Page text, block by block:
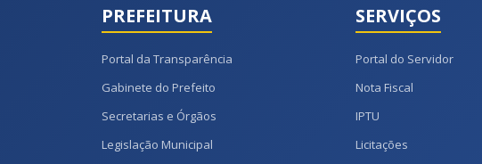
PREFEITURA
Portal da Transparência
Gabinete do Prefeito
Secretarias e Órgãos
Legislação Municipal
SERVIÇOS
Portal do Servidor
Nota Fiscal
IPTU
Licitações